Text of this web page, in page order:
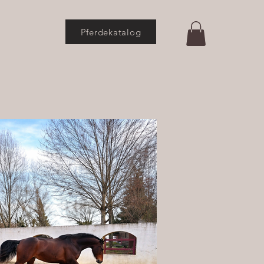
Pferdekatalog